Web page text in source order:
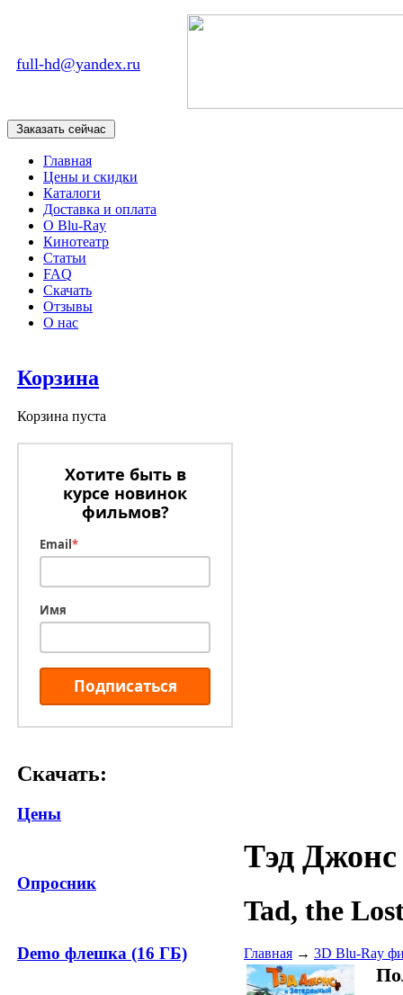
full-hd@yandex.ru
Главная
Цены и скидки
Каталоги
Доставка и оплата
О Blu-Ray
Кинотеатр
Статьи
FAQ
Скачать
Отзывы
О нас
Корзина
Корзина пуста
Хотите быть в
курсе новинок
фильмов?
Email*
Имя
Подписаться
Скачать:
Цены
Опросник
Demo флешка (16 ГБ)
Тэд
Tad, the
Главная → 3D Blu-Ray